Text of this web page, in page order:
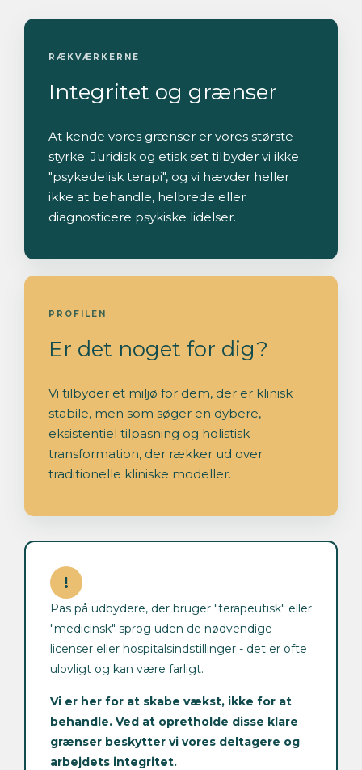
RÆKVÆRKERNE
Integritet og grænser
At kende vores grænser er vores største
styrke. Juridisk og etisk set tilbyder vi ikke
"psykedelisk terapi", og vi hævder heller
ikke at behandle, helbrede eller
diagnosticere psykiske lidelser.
PROFILEN
Er det noget for dig?
Vi tilbyder et miljø for dem, der er klinisk
stabile, men som søger en dybere,
eksistentiel tilpasning og holistisk
transformation, der rækker ud over
traditionelle kliniske modeller.
!
Pas på udbydere, der bruger "terapeutisk" eller
"medicinsk" sprog uden de nødvendige
licenser eller hospitalsindstillinger - det er ofte
ulovligt og kan være farligt.
Vi er her for at skabe vækst, ikke for at
behandle. Ved at opretholde disse klare
grænser beskytter vi vores deltagere og
arbejdets integritet.